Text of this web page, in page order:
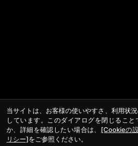
当サイトは、お客様の使いやすさ、利用状
しています。このダイアログを閉じるこ
か、詳細を確認したい場合は、 [Cookieの
リシー]をご参照ください。